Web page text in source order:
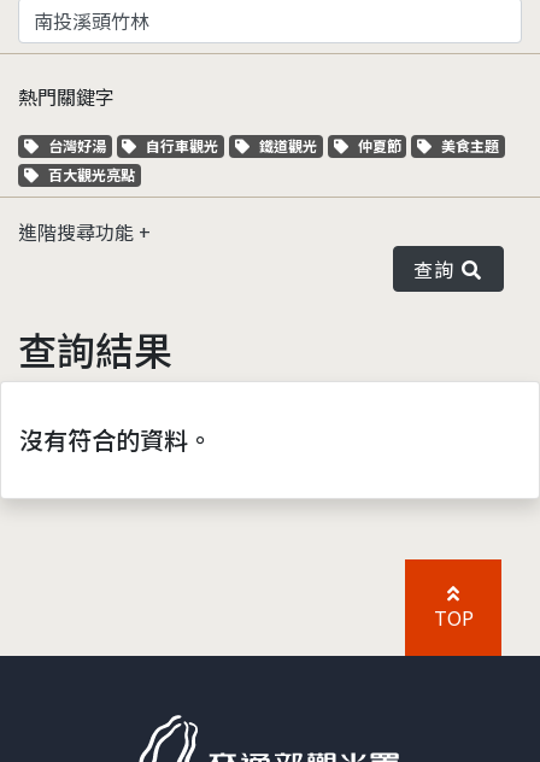
熱門關鍵字
關鍵字標籤
台灣好湯 關鍵字標籤
自行車觀光 關鍵字標籤
鐵道觀光 關鍵字標籤
仲夏節 關鍵字標籤
美食主題
關鍵字標籤
百大觀光亮點
進階搜尋功能
查詢
查詢結果
沒有符合的資料。
TOP